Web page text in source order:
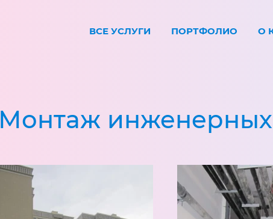
ВСЕ УСЛУГИ ПОРТФОЛИО О
Монтаж